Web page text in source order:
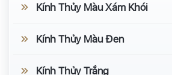
Kính Thủy Màu Xám Khói
Kính Thủy Màu Đen
Kính Thủy Trắng